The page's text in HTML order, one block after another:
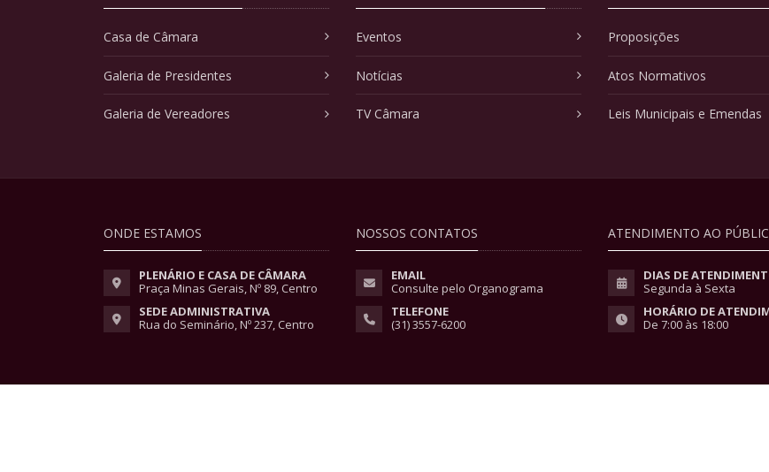
Casa de Câmara
Galeria de Presidentes
Galeria de Vereadores
Eventos
Notícias
TV Câmara
Proposições
Atos Normativos
Leis Municipais e Emendas
ONDE ESTAMOS
PLENÁRIO E CASA DE CÂMARA
Praça Minas Gerais, Nº 89, Centro
SEDE ADMINISTRATIVA
Rua do Seminário, Nº 237, Centro
NOSSOS CONTATOS
EMAIL
Consulte pelo Organograma
TELEFONE
(31) 3557-6200
ATENDIMENTO AO
DIAS DE
Segunda à Sexta
HORÁRIO DE
De 7:00 às 18:00